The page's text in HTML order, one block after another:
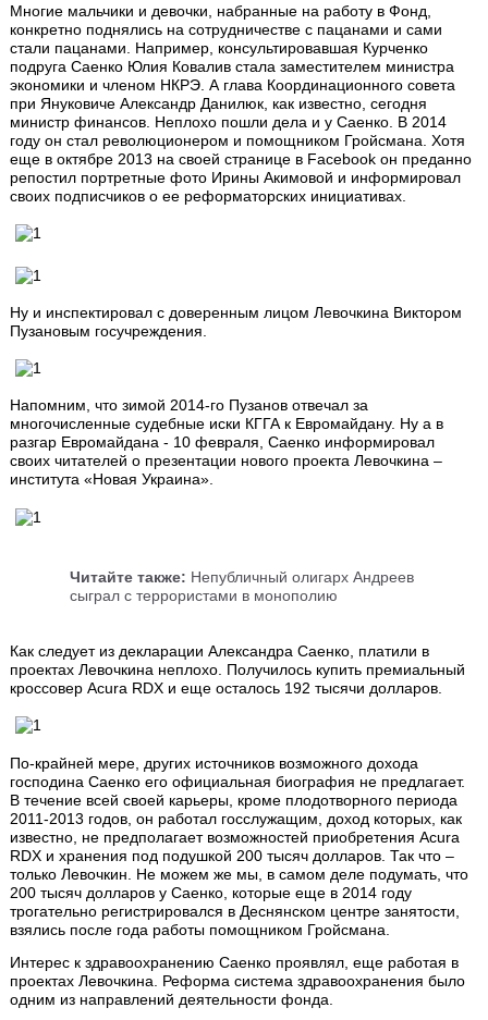
Многие мальчики и девочки, набранные на работу в Фонд,
конкретно поднялись на сотрудничестве с пацанами и сами
стали пацанами. Например, консультировавшая Курченко
подруга Саенко Юлия Ковалив стала заместителем министра
экономики и членом НКРЭ. А глава Координационного совета
при Януковиче Александр Данилюк, как известно, сегодня
министр финансов. Неплохо пошли дела и у Саенко. В 2014
году он стал революционером и помощником Гройсмана. Хотя
еще в октябре 2013 на своей странице в Facebook он преданно
репостил портретные фото Ирины Акимовой и информировал
своих подписчиков о ее реформаторских инициативах.
Ну и инспектировал с доверенным лицом Левочкина Виктором
Пузановым госучреждения.
Напомним, что зимой 2014-го Пузанов отвечал за
многочисленные судебные иски КГГА к Евромайдану. Ну а в
разгар Евромайдана - 10 февраля, Саенко информировал
своих читателей о презентации нового проекта Левочкина –
института «Новая Украина».
Читайте также: Непубличный олигарх Андреев
сыграл с террористами в монополию
Как следует из декларации Александра Саенко, платили в
проектах Левочкина неплохо. Получилось купить премиальный
кроссовер Acura RDX и еще осталось 192 тысячи долларов.
По-крайней мере, других источников возможного дохода
господина Саенко его официальная биография не предлагает.
В течение всей своей карьеры, кроме плодотворного периода
2011-2013 годов, он работал госслужащим, доход которых, как
известно, не предполагает возможностей приобретения Acura
RDX и хранения под подушкой 200 тысяч долларов. Так что –
только Левочкин. Не можем же мы, в самом деле подумать, что
200 тысяч долларов у Саенко, которые еще в 2014 году
трогательно регистрировался в Деснянском центре занятости,
взялись после года работы помощником Гройсмана.
Интерес к здравоохранению Саенко проявлял, еще работая в
проектах Левочкина. Реформа система здравоохранения было
одним из направлений деятельности фонда.